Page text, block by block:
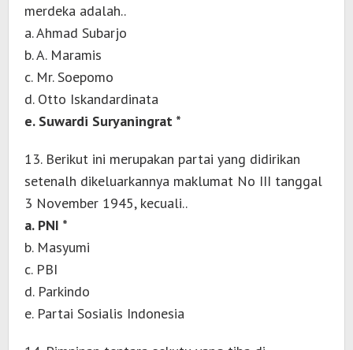
merdeka adalah..
a. Ahmad Subarjo
b. A. Maramis
c. Mr. Soepomo
d. Otto Iskandardinata
e. Suwardi Suryaningrat *
13. Berikut ini merupakan partai yang didirikan
setenalh dikeluarkannya maklumat No III tanggal
3 November 1945, kecuali..
a. PNI *
b. Masyumi
c. PBI
d. Parkindo
e. Partai Sosialis Indonesia